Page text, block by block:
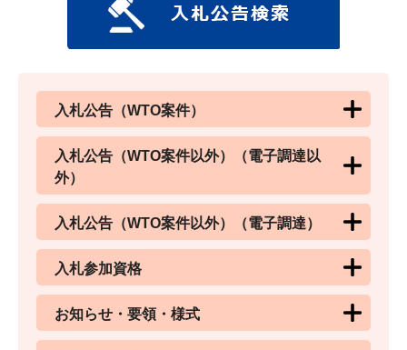
入札公告（WTO案件）
入札公告（WTO案件以外）（電子調達以
外）
入札公告（WTO案件以外）（電子調達）
入札参加資格
お知らせ・要領・様式